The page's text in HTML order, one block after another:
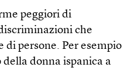
peggiori di
che
di persone. Per esempio
donna ispanica a